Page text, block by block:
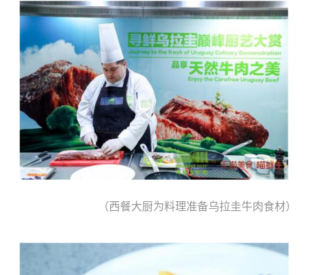
（西餐大厨为料理准备乌拉圭牛肉食材）